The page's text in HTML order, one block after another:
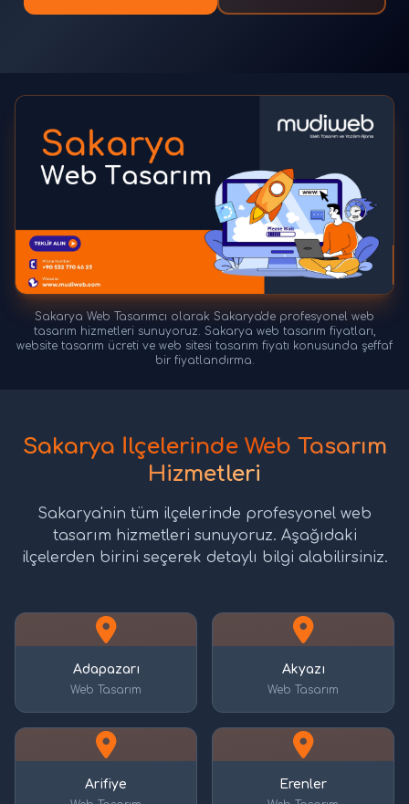
Sakarya Web Tasarımcı olarak Sakarya'de profesyonel web
tasarım hizmetleri sunuyoruz. Sakarya web tasarım fiyatları,
website tasarım ücreti ve web sitesi tasarım fiyatı konusunda şeffaf
bir fiyatlandırma.
Sakarya İlçelerinde Web Tasarım
Hizmetleri
Sakarya'nin tüm ilçelerinde profesyonel web
tasarım hizmetleri sunuyoruz. Aşağıdaki
ilçelerden birini seçerek detaylı bilgi alabilirsiniz.
Adapazarı
Web Tasarım
Akyazı
Web Tasarım
Arifiye Erenler